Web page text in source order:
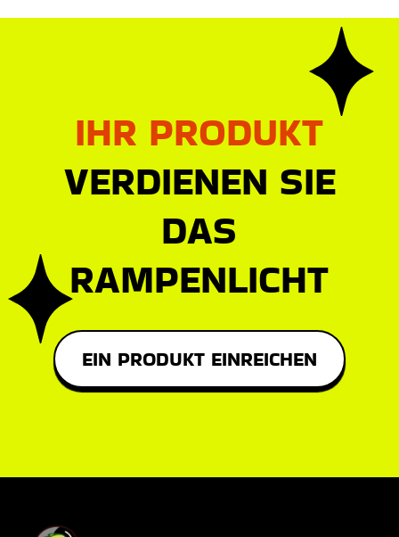
IHR PRODUKT
VERDIENEN SIE
DAS
RAMPENLICHT
EIN PRODUKT EINREICHEN